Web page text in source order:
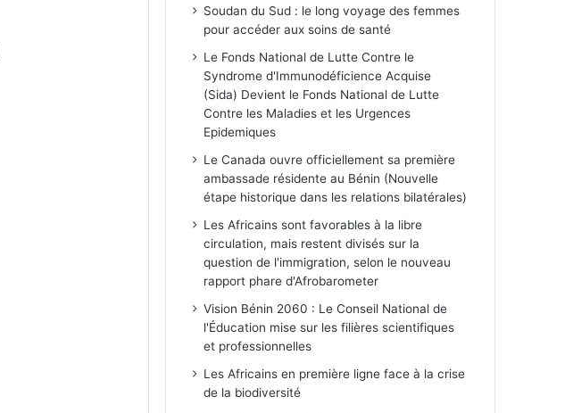
Soudan du Sud : le long voyage des femmes
pour accéder aux soins de santé
Le Fonds National de Lutte Contre le
Syndrome d'Immunodéficience Acquise
(Sida) Devient le Fonds National de Lutte
Contre les Maladies et les Urgences
Epidemiques
Le Canada ouvre officiellement sa première
ambassade résidente au Bénin (Nouvelle
étape historique dans les relations bilatérales)
Les Africains sont favorables à la libre
circulation, mais restent divisés sur la
question de l'immigration, selon le nouveau
rapport phare d'Afrobarometer
Vision Bénin 2060 : Le Conseil National de
l'Éducation mise sur les filières scientifiques
et professionnelles
Les Africains en première ligne face à la crise
de la biodiversité